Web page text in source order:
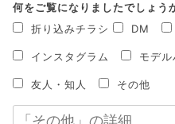
何をご覧になりましたでしょう
折り込みチラシ DM
インスタグラム モデル
友人・知人 その他